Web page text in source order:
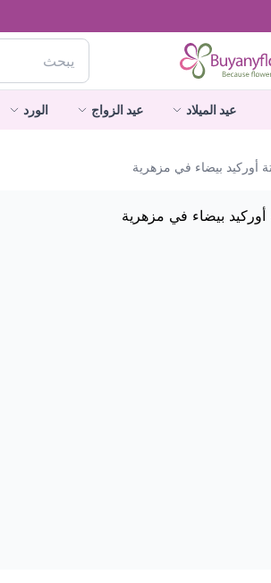
عيد الميلاد عيد الزواج الورد
أوركيد بيضاء في مزهرية